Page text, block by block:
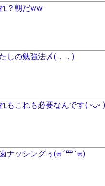
？朝だww
しの勉強法〆(．．)
もこれも必要なんです( ᵕᴗᵕ )
ナッシングぅ(๓´罒`๓)